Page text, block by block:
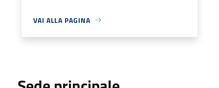
VAI ALLA PAGINA